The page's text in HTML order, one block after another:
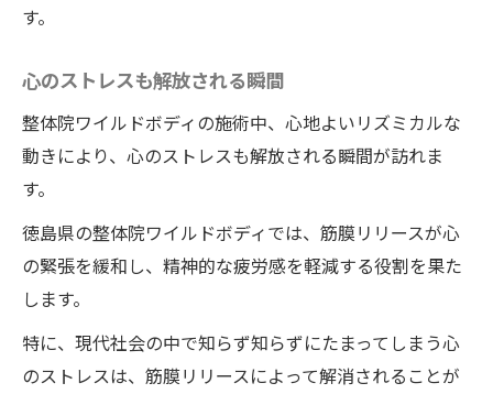
す。
心のストレスも解放される瞬間
整体院ワイルドボディの施術中、心地よいリズミカルな
動きにより、心のストレスも解放される瞬間が訪れま
す。
徳島県の整体院ワイルドボディでは、筋膜リリースが心
の緊張を緩和し、精神的な疲労感を軽減する役割を果た
します。
特に、現代社会の中で知らず知らずにたまってしまう心
のストレスは、筋膜リリースによって解消されることが